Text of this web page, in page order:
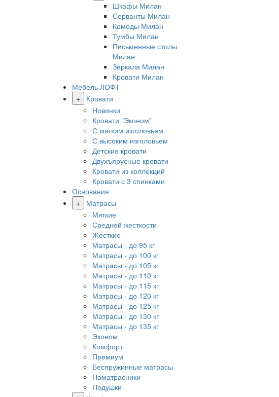
Шкафы Милан
Серванты Милан
Комоды Милан
Тумбы Милан
Письменные столы
Милан
Зеркала Милан
Кровати Милан
Мебель ЛОФТ
+
Кровати
Новинки
Кровати "Эконом"
С мягким изголовьем
С высоким изголовьем
Детские кровати
Двухъярусные кровати
Кровати из коллекций
Кровати с 3 спинками
Основания
+
Матрасы
Мягкие
Средней жесткости
Жесткие
Матрасы - до 95 кг
Матрасы - до 100 кг
Матрасы - до 105 кг
Матрасы - до 110 кг
Матрасы - до 115 кг
Матрасы - до 120 кг
Матрасы - до 125 кг
Матрасы - до 130 кг
Матрасы - до 135 кг
Эконом
Комфорт
Премиум
Беспружинные матрасы
Наматрасники
Подушки